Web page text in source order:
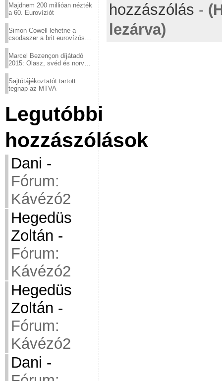
Majdnem 200 millióan nézték
a 60. Eurovíziót
Simon Cowell lehetne a
csodaszer a brit eurovízós
Marcel Bezençon díjátadó
2015: Olasz, svéd és norvég
Sajtótájékoztatót tartott
tegnap az MTVA
Legutóbbi
hozzászólások
Dani -
Fórum:
Kávézó2
Hegedüs
Zoltán -
Fórum:
Kávézó2
Hegedüs
Zoltán -
Fórum:
Kávézó2
Dani -
hozzászólás -
lezárva)